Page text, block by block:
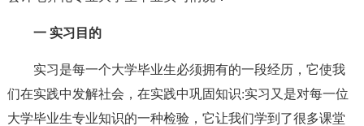
一 实习目的
实习是每一个大学毕业生必须拥有的一段经历，它使我
们在实践中发解社会，在实践中巩固知识:实习又是对每一位
大学毕业生专业知识的一种检验，它让我们学到了很多课堂